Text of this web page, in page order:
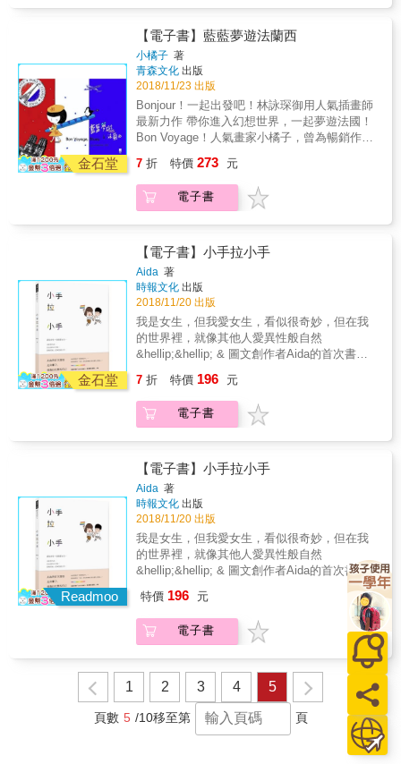
深水裡傳授求生的辦法。 公務員圖鑑 這個深深
的衙門裡面，藏了各種神奇人物。相信我，這
些人你這輩子都只會遇見一次而已，離開衙門
後這樣的人你還真不知道要去哪裡找呢。 公文
用語教室 簽？稿？跑文？面研？壓八碼？對文
言拗口的公文用語感到暈頭轉向、理解不能
嗎，歡迎來到寶寶的公文用語教室。
體驗，那些曾經對公部門有著悠閒、輕鬆、緩
慢的各種想像，如今就像一個從不存在的神
話。菜鳥的每一天，就從不斷追趕著永遠沒有
終點的公文清單開始&hellip;&hellip;。 官場現
形記 在衙門待了一段時日，雖然你力圖保持公
平，才發現這個世界根本沒有公平可言，原來
每一件事，都有不能言傳的優先順序。你才發
現，當公務員好難，人生好難，求生好難。 衙
門求生指南 短短地在封閉的衙門走跳幾年，曾
後才發現，好像有一些什麼留了下來，終於你
也能侃侃而談起這一切，終於，你也能在這灘
深水裡傳授求生的辦法。 公務員圖鑑 這個深深
的衙門裡面，藏了各種神奇人物。相信我，這
些人你這輩子都只會遇見一次而已，離開衙門
後這樣的人你還真不知道要去哪裡找呢。 公文
用語教室 簽？稿？跑文？面研？壓八碼？對文
言拗口的公文用語感到暈頭轉向、理解不能
嗎，歡迎來到寶寶的公文用語教室。
金石堂
【電子書】藍藍夢遊法蘭西
小橘子 著
青森文化 出版
2018/11/23 出版
Bonjour！一起出發吧！林詠琛御用人氣插畫師
最新力作 帶你進入幻想世界，一起夢遊法國！
Bon Voyage！人氣畫家小橘子，曾為暢銷作家
憂鬱的風格，令人印象深刻，更多次舉辦個人
展覽，獲得各界讚賞。這次，小橘子把她的代
表作角色「藍藍」帶到繪本的世界，讓大家跟
漫，卻又完美地融合了淡淡的憂鬱藍調，就像
大家想像中的法國般，成熟、浪漫、飄逸。藍
藍在法國的故事，於2017年的「法國五月」藝
術節首次亮相，大受好評，這次有機會在紙書
中與大家見面，實屬難得。喜歡作夢的你、憧
憬法國之美的你，絕對不容錯過這場繪本上的
紅白藍之旅！最愛漫遊世界的反斗星藍藍，發
夢來到西多士（French Toast）之鄉──法蘭
西，大吃甜點過日晨，做個一日法國人。她單
黨」角逐總統，希望建立一個更自由、平等、
博愛的世界。且看只會說bonjour和au revoir的
大頭妹如何漫遊搞笑「傻浮宮」，論盡法蘭
西！本書特點：‧人氣畫家的珍貴繪本，喜歡小
橘子作品的人絕對值得收藏！‧夢幻的風格與有
深意的詞句，令人讀來津津有味。‧欣賞故事之
餘，更可學習簡單法語，相當實用。
7 折 特價 273 元
電子書
金石堂
【電子書】小手拉小手
Aida 著
時報文化 出版
2018/11/20 出版
我是女生，但我愛女生，看似很奇妙，但在我
的世界裡，就像其他人愛異性般自然
&hellip;&hellip; & 圖文創作者Aida的首次書寫
LOVE WINS＋愛無異同春聯貼紙組 & 故事開
始於「我喜歡女生。」 這樣簡單的一句話，卻
沈重到難以對身邊的人啟齒。 & 過去的我，只
也好氣自己的不勇敢和懦弱。 終於在2018年2
月，我選擇在幾十萬的讀者面前出櫃。 這一
次，我決定寫出那些藏在心裡的秘密，為了那
些還把自己深鎖在櫃子裡的人，也為了讓自己
自由。 & 這本書，可以說是完整的填補了之前
作品與Aida心中的空缺。 & 本書特色 ◎Aida訴
說多年來身為同性戀者的心情 不是愛情諮商
師，也不是兩性專家，而是一位平凡女子愛著
另一位平凡女子，最簡單、貼近真心、真實狀
況的分享；你可以從中感受到一個曾活在別人
眼中的女生，是如何找到一個勇敢與自己相愛
的人，小手拉著對方的小手，耐心地陪伴彼此
走過無數次的辛酸和徬徨。Aida用圖文告白這
些年在櫃子裡的故事，以及勇敢站出來的心路
歷程，完整曾缺了一角的自己。 & ◎愛不分異
同，什麼戀都不重要 不管是異性戀，雙性戀、
同性戀，相知相守相惜的兩人在一塊，本質都
是愛，就像Aida爺爺說的：「什麼戀都不重
7 折 特價 196 元
電子書
Readmoo
【電子書】小手拉小手
Aida 著
時報文化 出版
2018/11/20 出版
我是女生，但我愛女生，看似很奇妙，但在我
的世界裡，就像其他人愛異性般自然
&hellip;&hellip; & 圖文創作者Aida的首次書寫
LOVE WINS＋愛無異同春聯貼紙組 & 故事開
始於「我喜歡女生。」 這樣簡單的一句話，卻
沈重到難以對身邊的人啟齒。 & 過去的我，只
要看到公眾人物出櫃，心底就會激起一股不安
和羨慕的心情，我好羨慕又嫉妒他們的勇敢，
也好氣自己的不勇敢和懦弱。 終於在2018年2
月，我選擇在幾十萬的讀者面前出櫃。 這一
次，我決定寫出那些藏在心裡的秘密，為了那
些還把自己深鎖在櫃子裡的人，也為了讓自己
特價 196 元
電子書
1 2 3 4 5
頁數 5 /10移至第 頁